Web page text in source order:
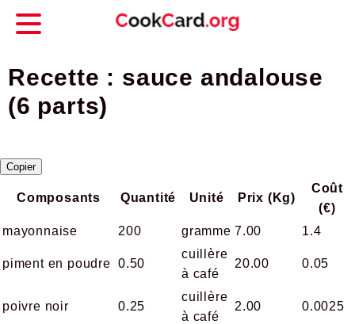
Recette : sauce andalouse
(6 parts)
Copier
Composants Quantité Unité Prix (Kg)
Coût
(€)
mayonnaise
200 gramme 7.00 1.4
piment en poudre 0.50
cuillère
à café
20.00 0.05
poivre noir 0.25
cuillère
à café
2.00 0.0025